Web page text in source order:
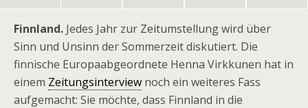
Finnland. Jedes Jahr zur Zeitumstellung wird über
Sinn und Unsinn der Sommerzeit diskutiert. Die
finnische Europaabgeordnete Henna Virkkunen hat in
einem Zeitungsinterview noch ein weiteres Fass
aufgemacht: Sie möchte, dass Finnland in die